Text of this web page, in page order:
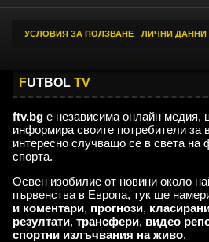
УСЛОВИЯ ЗА ПОЛЗВАНЕ ЛИЧНИ ДАННИ
FUTBOL TV
ftv.bg е независима онлайн медия,
информира своите потребители за
интересно случващо се в света на
спорта.
Освен изобилие от новини около
първенства в Европа, тук ще
и коментари, прогнози,
резултати, трансфери, видео
спортни излъчвания на живо.